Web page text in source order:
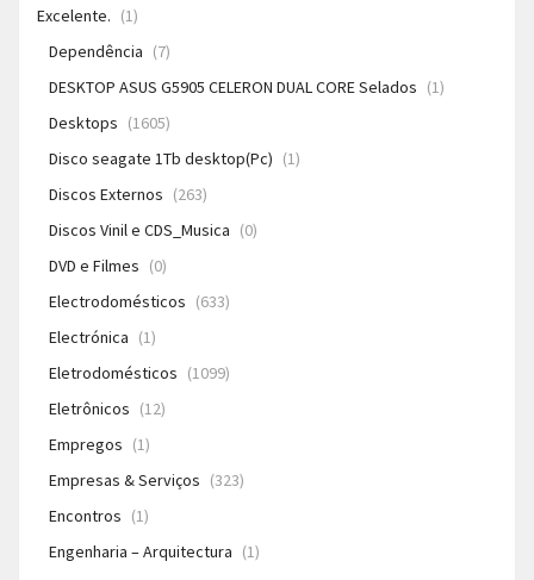
Excelente. (1)
Dependência (7)
DESKTOP ASUS G5905 CELERON DUAL CORE Selados (1)
Desktops (1605)
Disco seagate 1Tb desktop(Pc) (1)
Discos Externos (263)
Discos Vinil e CDS_Musica (0)
DVD e Filmes (0)
Electrodomésticos (633)
Electrónica (1)
Eletrodomésticos (1099)
Eletrônicos (12)
Empregos (1)
Empresas & Serviços (323)
Encontros (1)
Engenharia – Arquitectura (1)